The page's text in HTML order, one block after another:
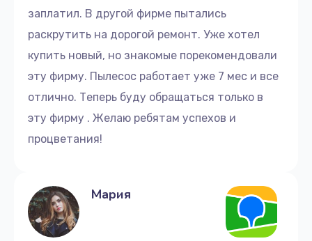
заплатил. В другой фирме пытались
раскрутить на дорогой ремонт. Уже хотел
купить новый, но знакомые порекомендовали
эту фирму. Пылесос работает уже 7 мес и все
отлично. Теперь буду обращаться только в
эту фирму . Желаю ребятам успехов и
процветания!
Мария